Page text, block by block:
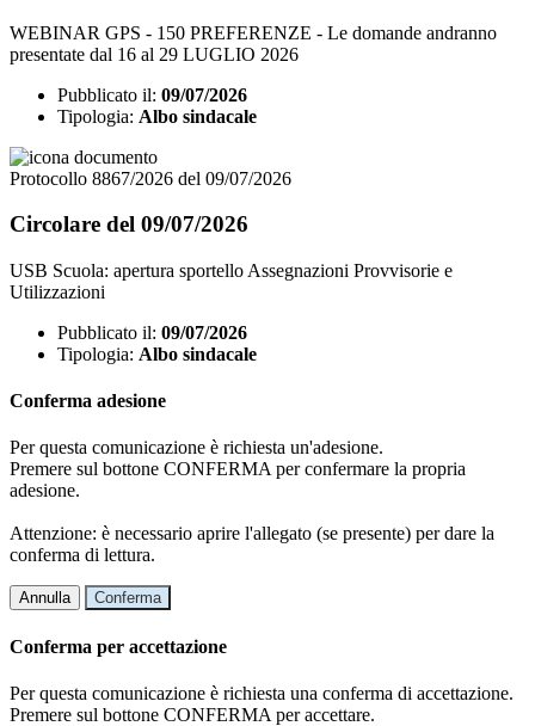
WEBINAR GPS - 150 PREFERENZE - Le domande andranno
presentate dal 16 al 29 LUGLIO 2026
Pubblicato il: 09/07/2026
Tipologia: Albo sindacale
Protocollo 8867/2026 del 09/07/2026
Circolare del 09/07/2026
USB Scuola: apertura sportello Assegnazioni Provvisorie e
Utilizzazioni
Pubblicato il: 09/07/2026
Tipologia: Albo sindacale
Conferma adesione
Per questa comunicazione è richiesta un'adesione.
Premere sul bottone CONFERMA per confermare la propria
adesione.
Attenzione: è necessario aprire l'allegato (se presente) per dare la
conferma di lettura.
Annulla Conferma
Conferma per accettazione
Per questa comunicazione è richiesta una conferma di accettazione.
Premere sul bottone CONFERMA per accettare.